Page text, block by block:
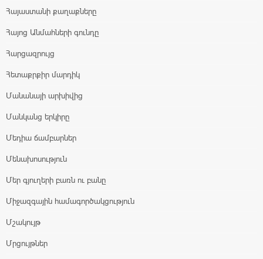
Հայաստանի քաղաքները
Հայոց Անմահների գունդը
Հարցազրույց
Հետաքրքիր մարդիկ
Մանանայի արխիվից
Մանկանց երկիրը
Մեդիա ճամբարներ
Մենախոսություն
Մեր գյուղերի բառն ու բանը
Միջազգային համագործակցություն
Մշակույթ
Մրցույթներ